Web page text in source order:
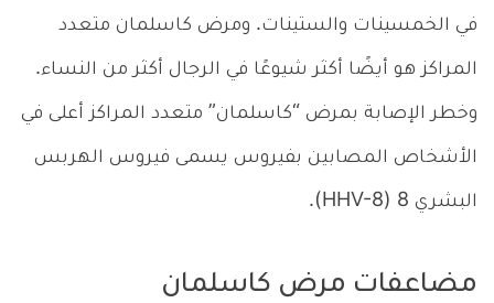
في الخمسينات والستينات. ومرض كاسلمان متعدد
المراكز هو أيضًا أكثر شيوعًا في الرجال أكثر من النساء.
وخطر الإصابة بمرض “كاسلمان” متعدد المراكز أعلى في
الأشخاص المصابين بفيروس يسمى فيروس الهربس
البشري 8 (HHV-8).
مضاعفات مرض كاسلمان